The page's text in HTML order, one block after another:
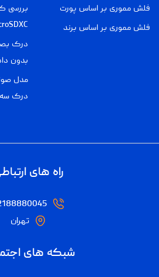
فلش مموری بر اساس پورت
فلش مموری بر اساس برند
درک
بدون
درک
راه های
تهران
شبکه های